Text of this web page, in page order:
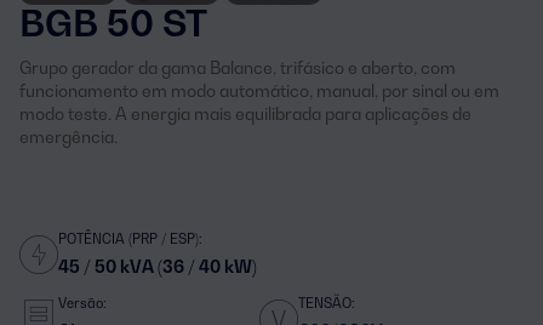
BGB 50 ST
Grupo gerador da gama Balance, trifásico e aberto, com
funcionamento em modo automático, manual, por sinal ou em
modo teste. A energia mais equilibrada para aplicações de
emergência.
POTÊNCIA (PRP / ESP):
45 / 50 kVA (36 / 40 kW)
Versão: TENSÃO: